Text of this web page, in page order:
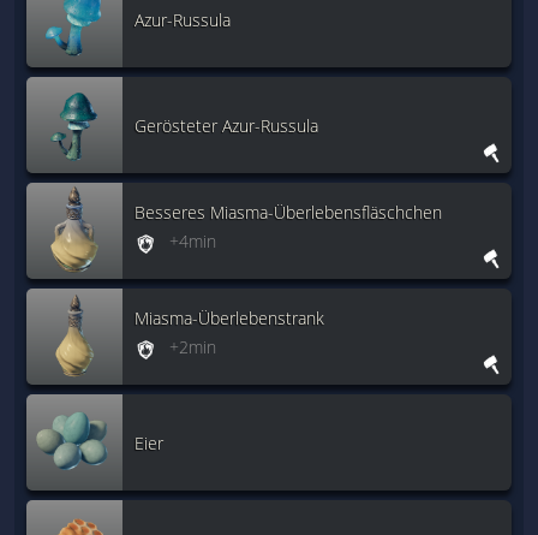
Azur-Russula
Gerösteter Azur-Russula
Besseres Miasma-Überlebensfläschchen
+4min
Miasma-Überlebenstrank
+2min
Eier